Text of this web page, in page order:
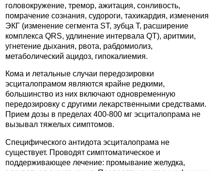
головокружение, тремор, ажитация, сонливость,
помрачение сознания, судороги, тахикардия, изменения
ЭКГ (изменение сегмента ST, зубца Т, расширение
комплекса QRS, удлинение интервала QT), аритмии,
угнетение дыхания, рвота, рабдомиолиз,
метаболический ацидоз, гипокалиемия.
Кома и летальные случаи передозировки
эсциталопрамом являются крайне редкими,
большинство из них включают одновременную
передозировку с другими лекарственными средствами.
Прием дозы в пределах 400-800 мг эсциталопрама не
вызывал тяжелых симптомов.
Специфического антидота эсциталопрама не
существует. Проводят симптоматическое и
поддерживающее лечение: промывание желудка,